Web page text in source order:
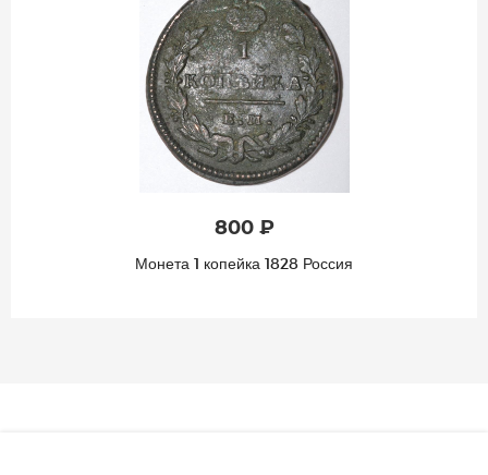
800 ₽
Монета 1 копейка 1828 Россия